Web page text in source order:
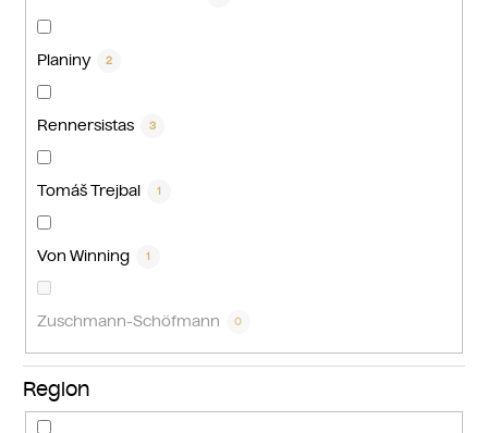
Planiny 2
Rennersistas 3
Tomáš Trejbal 1
Von Winning 1
Zuschmann-Schöfmann 0
Region